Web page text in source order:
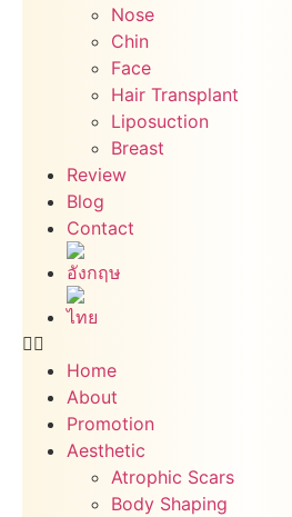
Nose
Chin
Face
Hair Transplant
Liposuction
Breast
Review
Blog
Contact
Home
About
Promotion
Aesthetic
Atrophic Scars
Body Shaping